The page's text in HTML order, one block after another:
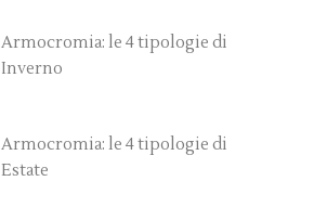
Armocromia: le 4 tipologie di
Inverno
Armocromia: le 4 tipologie di
Estate